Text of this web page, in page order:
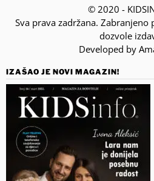
© 2020 -
Sva prava zadržana. Zabranjeno
dozvole
Developed by
IZAŠAO JE NOVI MAGAZIN!